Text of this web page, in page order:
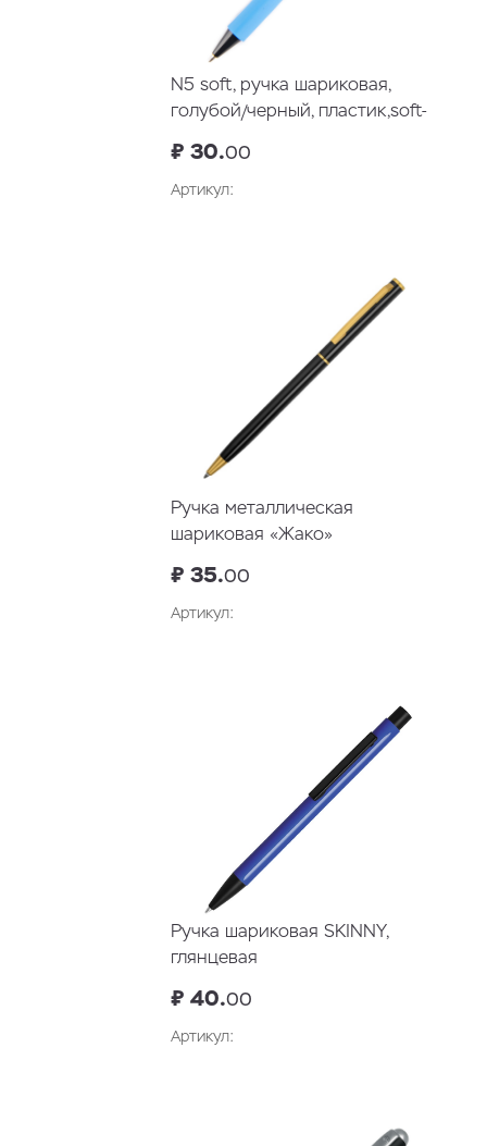
N5 soft, ручка шариковая,
голубой/черный, пластик,soft-
смартфона
₽ 30.00
Артикул:
Ручка металлическая
шариковая «Жако»
₽ 35.00
Артикул:
Ручка шариковая SKINNY,
глянцевая
₽ 40.00
Артикул: